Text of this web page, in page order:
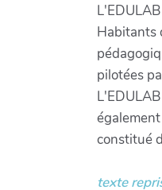
Habitants
pilotées
constitué
texte